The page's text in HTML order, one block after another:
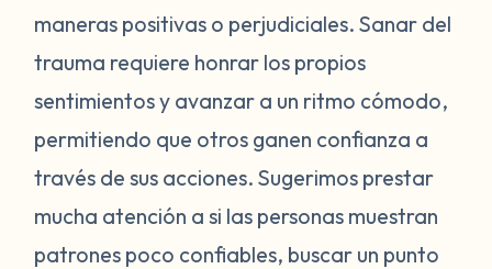
partner for you at this time. Although
process for you, they can encourage you
and assure you along the way. The trauma
and pain you've experienced can begin to
feel like the narrative of your life if you look
for it in every relationship you enter or
experience you have. It is important to
maneras positivas o perjudiciales. Sanar del
trauma requiere honrar los propios
sentimientos y avanzar a un ritmo cómodo,
permitiendo que otros ganen confianza a
través de sus acciones. Sugerimos prestar
mucha atención a si las personas muestran
patrones poco confiables, buscar un punto